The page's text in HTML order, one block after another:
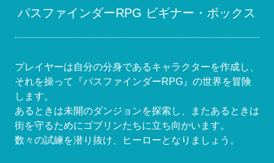
パスファインダーRPG ビギナー・ボックス
プレイヤーは自分の分身であるキャラクターを作成し、
それを操って『パスファインダーRPG』の世界を冒険
します。
あるときは未開のダンジョンを探索し、またあるときは
街を守るためにゴブリンたちに立ち向かいます。
数々の試練を潜り抜け、ヒーローとなりましょう。